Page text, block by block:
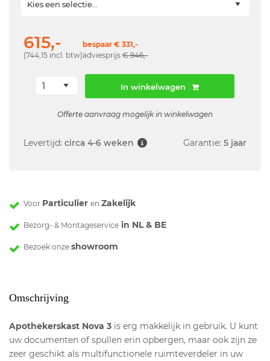
615,-
(744,15 incl. btw)
bespaar € 331,-
adviesprijs € 946,-
In winkelwagen
Offerte aanvraag mogelijk in winkelwagen
Levertijd: circa 4-6 weken Garantie: 5 jaar
Voor Particulier en Zakelijk
Bezorg- & Montageservice in NL & BE
Bezoek onze showroom
Omschrijving
Apothekerskast Nova 3 is erg makkelijk in gebruik. U kunt
uw documenten of spullen erin opbergen, maar ook zijn ze
zeer geschikt als multifunctionele ruimteverdeler in uw